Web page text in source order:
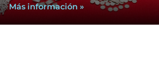
Más información »